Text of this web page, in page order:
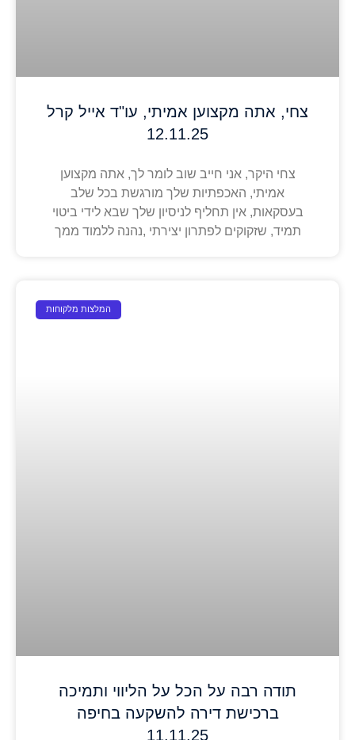
צחי, אתה מקצוען אמיתי, עו"ד אייל קרל
12.11.25
צחי היקר, אני חייב שוב לומר לך, אתה מקצוען
אמיתי, האכפתיות שלך מורגשת בכל שלב
בעסקאות, אין תחליף לניסיון שלך שבא לידי ביטוי
תמיד, שזקוקים לפתרון יצירתי ,נהנה ללמוד ממך
המלצות מלקוחות
תודה רבה על הכל על הליווי ותמיכה
ברכישת דירה להשקעה בחיפה
11.11.25